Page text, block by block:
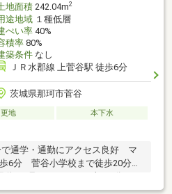
地面積242.04m2
途地域１種低層
ぺい率40%
積率80%
築条件なし
ＪＲ水郡線 上菅谷駅 徒歩6分
茨城県那珂市菅谷
更地
本下水
で通学・通勤にアクセス良好 マ
歩6分 菅谷小学校まで徒歩20分
349号バイパスまで車で2分